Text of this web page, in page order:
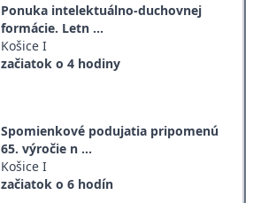
Ponuka intelektuálno-duchovnej
formácie. Letn ...
Košice I
začiatok o 4 hodiny
Spomienkové podujatia pripomenú
65. výročie n ...
Košice I
začiatok o 6 hodín